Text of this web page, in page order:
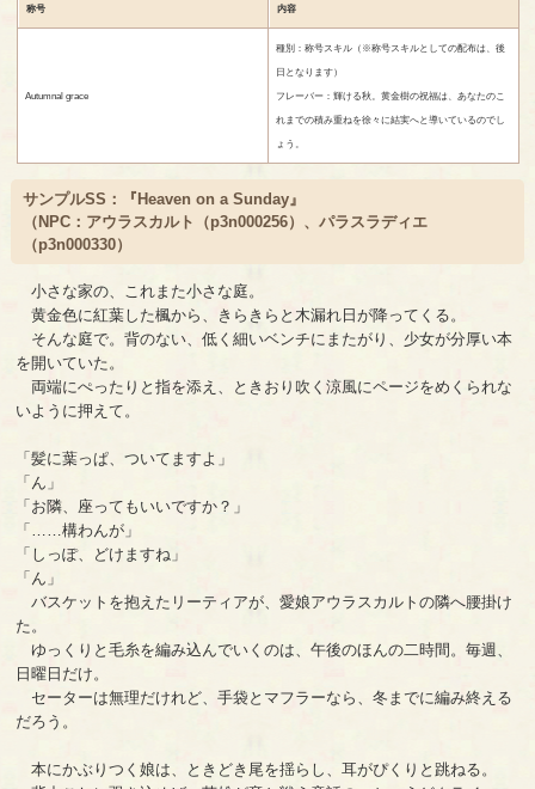
称号 内容
Autumnal grace
種別：称号スキル（※称号スキルとしての配布は、後
日となります）
フレーバー：輝ける秋。黄金樹の祝福は、あなたのこ
れまでの積み重ねを徐々に結実へと導いているのでし
ょう。
サンプルSS：『Heaven on a Sunday』
（NPC： アウラスカルト（p3n000256） 、パラスラディエ
（p3n000330）
小さな家の、これまた小さな庭。
黄金色に紅葉した楓から、きらきらと木漏れ日が降ってくる。
そんな庭で。背のない、低く細いベンチにまたがり、少女が分厚い本
を開いていた。
両端にぺったりと指を添え、ときおり吹く涼風にページをめくられな
いように押えて。
「髪に葉っぱ、ついてますよ」
「ん」
「お隣、座ってもいいですか？」
「……構わんが」
「しっぽ、どけますね」
「ん」
バスケットを抱えたリーティアが、愛娘アウラスカルトの隣へ腰掛け
た。
ゆっくりと毛糸を編み込んでいくのは、午後のほんの二時間。毎週、
日曜日だけ。
セーターは無理だけれど、手袋とマフラーなら、冬までに編み終える
だろう。
本にかぶりつく娘は、ときどき尾を揺らし、耳がぴくりと跳ねる。